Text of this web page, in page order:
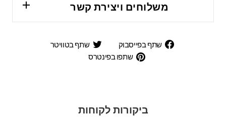
משלוחים ויצירת קשר
שתף בפייסבוק
שתף
בפייסבוק
שתף בטוויטר
שתפו בפינטרס
ביקורות לקוחות